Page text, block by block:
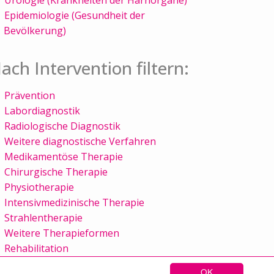
OK
Epidemiologie (Gesundheit der
Bevölkerung)
Intervention filtern:
Prävention
Labordiagnostik
Radiologische Diagnostik
Weitere diagnostische Verfahren
Medikamentöse Therapie
Chirurgische Therapie
Physiotherapie
Intensivmedizinische Therapie
Strahlentherapie
Weitere Therapieformen
Rehabilitation